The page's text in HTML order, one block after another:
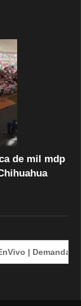
de mil mdp
Demanda de